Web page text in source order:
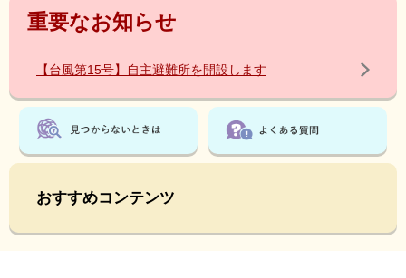
重要なお知らせ
【台風第15号】自主避難所を開設します
おすすめコンテンツ